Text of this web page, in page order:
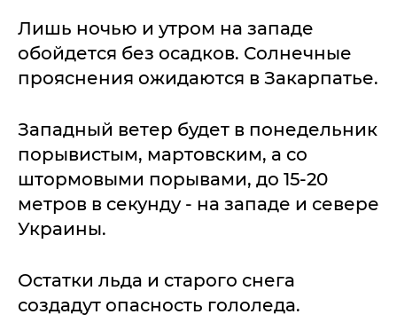
Лишь ночью и утром на западе
обойдется без осадков. Солнечные
прояснения ожидаются в Закарпатье.
Западный ветер будет в понедельник
порывистым, мартовским, а со
штормовыми порывами, до 15-20
метров в секунду - на западе и севере
Украины.
Остатки льда и старого снега
создадут опасность гололеда.